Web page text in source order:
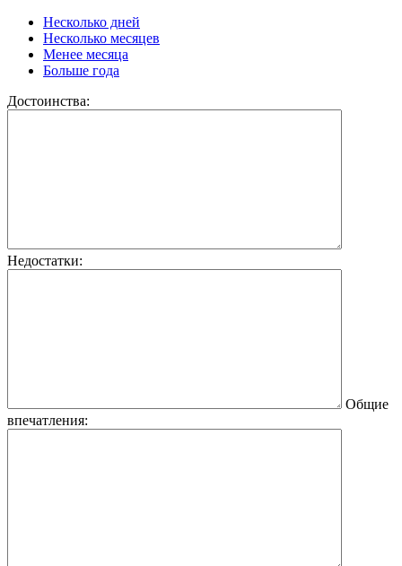
Несколько дней
Несколько месяцев
Менее месяца
Больше года
Достоинства:
Недостатки:
Общие
впечатления: